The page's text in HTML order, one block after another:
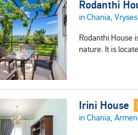
Rodanthi
in Chania,
Rodanthi House
nature. It is
Irini House
in Chania,